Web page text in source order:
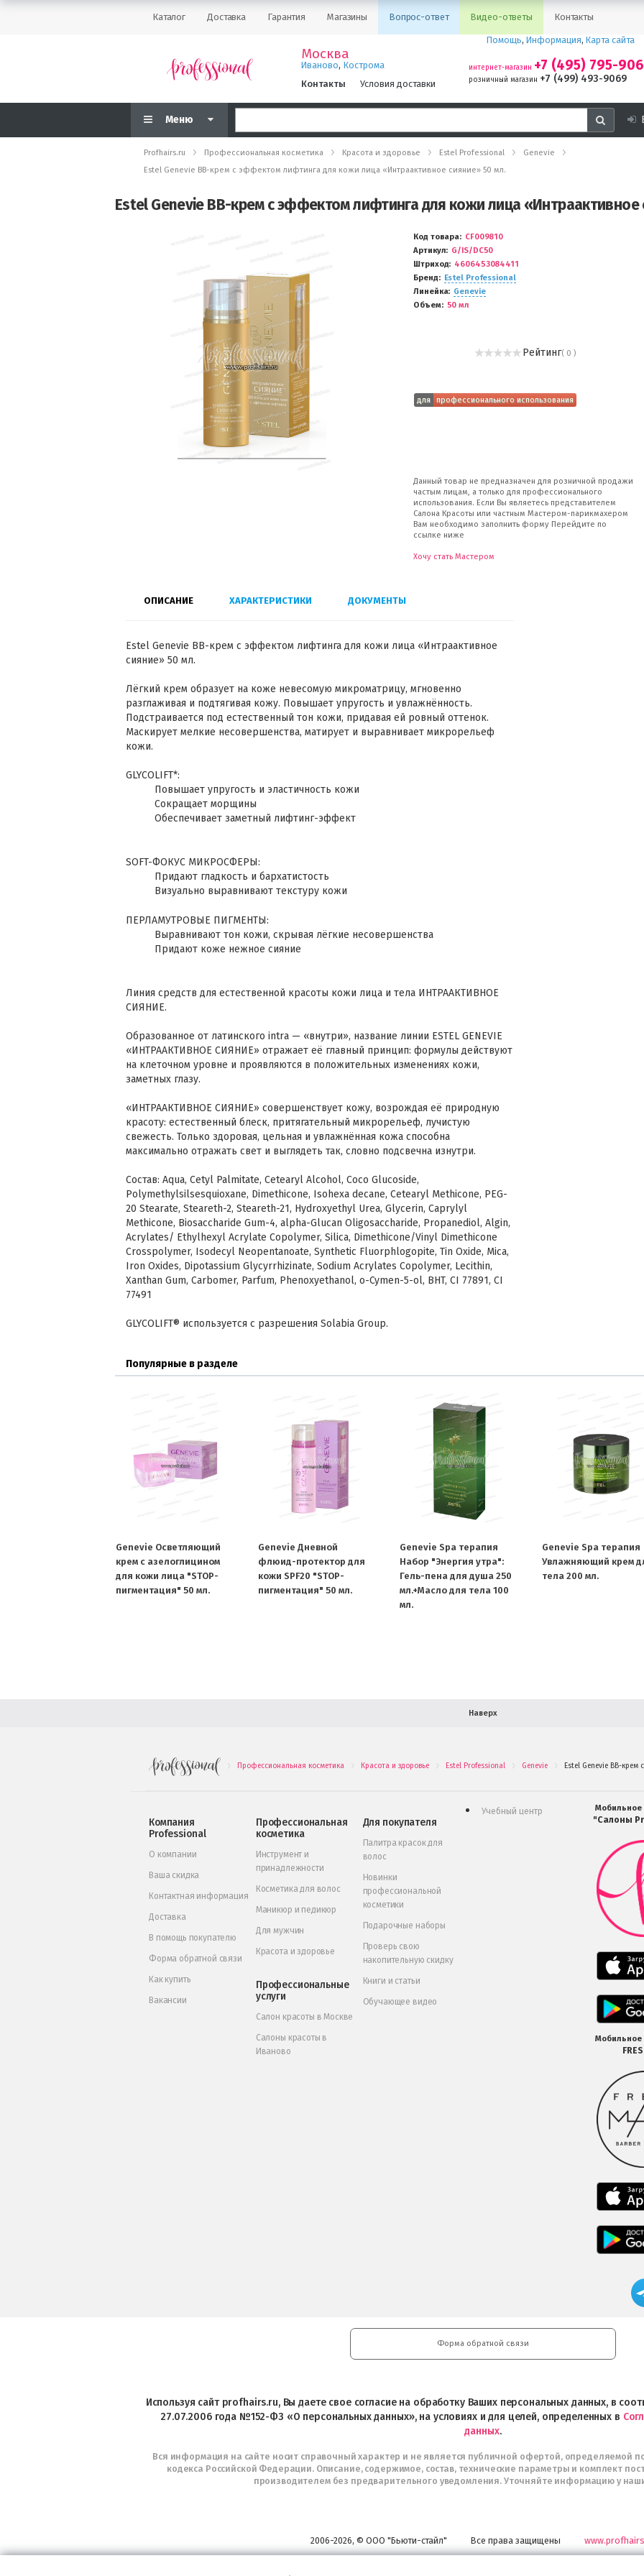
Каталог Доставка Гарантия Магазины Вопрос-ответ Видео-ответы Контакты
Москва
Иваново, Кострома
Контакты
Условия доставки
Помощь, Информация, Карта сайта
интернет-магазин +7 (495) 795-
розничный магазин +7 (499) 493-9069
Меню
Profhairs.ru Профессиональная косметика Красота и здоровье Estel Professional
Genevie
Estel Genevie BB-крем c эффектом лифтинга для кожи лица «Интраактивное сияние» 50 мл.
Estel Genevie BB-крем c эффектом лифтинга для кожи лица «Интраактивное
Код товара
CF009810
Артикул
G/IS/DC50
Штриход
4606453084411
Бренд
Estel Professional
Линейка
Genevie
Объем
50 мл
Рейтинг( 0 )
для профессионального использования
Данный товар не предназначен для розничной продажи
частым лицам, а только для профессионального
использования. Если Вы являетесь представителем
Салона Красоты или частным Мастером-парикмахером
Вам необходимо заполнить форму Перейдите по
ссылке ниже
Хочу стать Мастером
ОПИСАНИЕ ХАРАКТЕРИСТИКИ ДОКУМЕНТЫ
Estel Genevie BB-крем c эффектом лифтинга для кожи лица «Интраактивное
сияние» 50 мл.
Лёгкий крем образует на коже невесомую микроматрицу, мгновенно
разглаживая и подтягивая кожу. Повышает упругость и увлажнённость.
Подстраивается под естественный тон кожи, придавая ей ровный оттенок.
Маскирует мелкие несовершенства, матирует и выравнивает микрорельеф
кожи.
GLYCOLIFT*:
Повышает упругость и эластичность кожи
Сокращает морщины
Обеспечивает заметный лифтинг-эффект
SOFT-ФОКУС МИКРОСФЕРЫ:
Придают гладкость и бархатистость
Визуально выравнивают текстуру кожи
ПЕРЛАМУТРОВЫЕ ПИГМЕНТЫ:
Выравнивают тон кожи, скрывая лёгкие несовершенства
Придают коже нежное сияние
Линия средств для естественной красоты кожи лица и тела ИНТРААКТИВНОЕ
СИЯНИЕ.
Образованное от латинского intra — «внутри», название линии ESTEL GENEVIE
«ИНТРААКТИВНОЕ СИЯНИЕ» отражает её главный принцип: формулы действуют
на клеточном уровне и проявляются в положительных изменениях кожи,
заметных глазу.
«ИНТРААКТИВНОЕ СИЯНИЕ» совершенствует кожу, возрождая её природную
красоту: естественный блеск, притягательный микрорельеф, лучистую
свежесть. Только здоровая, цельная и увлажнённая кожа способна
максимально отражать свет и выглядеть так, словно подсвечна изнутри.
Состав: Aqua, Cetyl Palmitate, Cetearyl Alcohol, Coco Glucoside,
Polymethylsilsesquioxane, Dimethicone, Isohexa decane, Cetearyl Methicone, PEG-
20 Stearate, Steareth-2, Steareth-21, Hydroxyethyl Urea, Glycerin, Caprylyl
Methicone, Biosaccharide Gum-4, alpha-Glucan Oligosaccharide, Propanediol, Algin,
Acrylates/ Ethylhexyl Acrylate Copolymer, Silica, Dimethicone/Vinyl Dimethicone
Crosspolymer, Isodecyl Neopentanoate, Synthetic Fluorphlogopite, Tin Oxide, Mica,
Iron Oxides, Dipotassium Glycyrrhizinate, Sodium Acrylates Copolymer, Lecithin,
Xanthan Gum, Carbomer, Parfum, Phenoxyethanol, o-Cymen-5-ol, BHT, CI 77891, CI
77491
GLYCOLIFT® используется с разрешения Solabia Group.
Популярные в разделе
Genevie Осветляющий
крем с азелоглицином
для кожи лица "STOP-
пигментация" 50 мл.
Genevie Дневной
флюид-протектор для
кожи SPF20 "STOP-
пигментация" 50 мл.
Genevie Spa терапия
Набор "Энергия утра":
Гель-пена для душа 250
мл.+Масло для тела 100
мл.
Genevie Spa терапия
Увлажняющий крем
тела 200 мл.
Наверх
Профессиональная косметика Красота и здоровье Estel Professional Genevie Estel Genevie BB-
Компания
Professional
О компании
Ваша скидка
Контактная информация
Доставка
В помощь покупателю
Форма обратной связи
Как купить
Вакансии
Профессиональная
косметика
Инструмент и
принадлежности
Косметика для волос
Маникюр и педикюр
Для мужчин
Красота и здоровье
Профессиональные
услуги
Салон красоты в Москве
Салоны красоты в
Иваново
Для покупателя
Палитра красок для
волос
Новинки
профессиональной
косметики
Подарочные наборы
Проверь свою
накопительную скидку
Книги и статьи
Обучающее видео
Учебный центр Мобильное
"Салоны
Мобильное
Форма обратной связи
Используя сайт profhairs.ru, Вы даете свое согласие на обработку Ваших персональных данных, в
27.07.2006 года №152-ФЗ «О персональных данных», на условиях и для целей, определенных в
данных.
Вся информация на сайте носит справочный характер и не является публичной офертой, определяемой
кодекса Российской Федерации. Описание, содержимое, состав, технические параметры и комплект
производителем без предварительного уведомления. Уточняйте информацию у
2006-2026, © ООО "Бьюти-стайл" Все права защищены